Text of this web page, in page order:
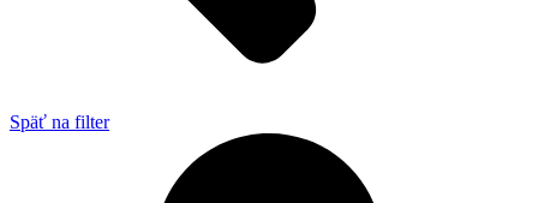
Späť na filter